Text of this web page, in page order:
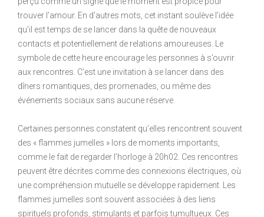
trouver l’amour. En d’autres mots, cet instant soulève l’idée
qu’il est temps de se lancer dans la quête de nouveaux
contacts et potentiellement de relations amoureuses. Le
symbole de cette heure encourage les personnes à s’ouvrir
aux rencontres. C’est une invitation à se lancer dans des
dîners romantiques, des promenades, ou même des
événements sociaux sans aucune réserve.
Certaines personnes constatent qu’elles rencontrent souvent
des « flammes jumelles » lors de moments importants,
comme le fait de regarder l’horloge à 20h02. Ces rencontres
peuvent être décrites comme des connexions électriques, où
une compréhension mutuelle se développe rapidement. Les
flammes jumelles sont souvent associées à des liens
spirituels profonds, stimulants et parfois tumultueux. Ces